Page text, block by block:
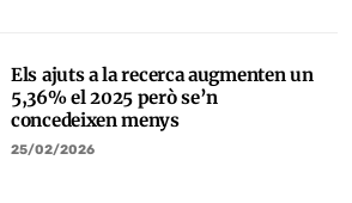
Els ajuts a la recerca augmenten un
5,36% el 2025 però se’n
concedeixen menys
25/02/2026